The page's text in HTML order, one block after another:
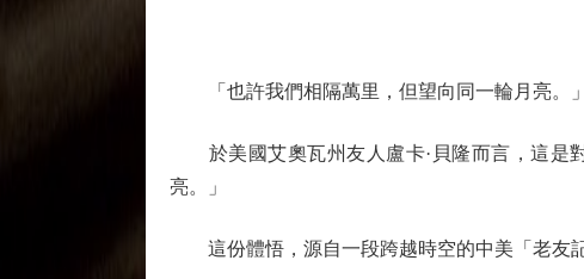
「也許我們相隔萬里，但望向同一輪月亮。」
於美國艾奧瓦州友人盧卡·貝隆而言，這是
亮。」
這份體悟，源自一段跨越時空的中美「老友記